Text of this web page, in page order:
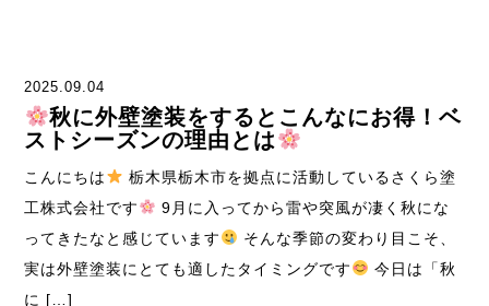
2025.09.04
秋に外壁塗装をするとこんなにお得！ベ
ストシーズンの理由とは
こんにちは
栃木県栃木市を拠点に活動しているさくら塗
工株式会社です
9月に入ってから雷や突風が凄く秋にな
ってきたなと感じています
そんな季節の変わり目こそ、
実は外壁塗装にとても適したタイミングです
今日は「秋
に […]